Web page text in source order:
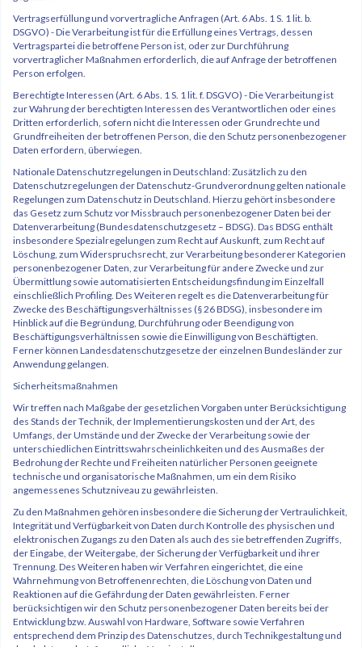
Vertragserfüllung und vorvertragliche Anfragen (Art. 6 Abs. 1 S. 1 lit. b.
DSGVO) - Die Verarbeitung ist für die Erfüllung eines Vertrags, dessen
Vertragspartei die betroffene Person ist, oder zur Durchführung
vorvertraglicher Maßnahmen erforderlich, die auf Anfrage der betroffenen
Person erfolgen.
Berechtigte Interessen (Art. 6 Abs. 1 S. 1 lit. f. DSGVO) - Die Verarbeitung ist
zur Wahrung der berechtigten Interessen des Verantwortlichen oder eines
Dritten erforderlich, sofern nicht die Interessen oder Grundrechte und
Grundfreiheiten der betroffenen Person, die den Schutz personenbezogener
Daten erfordern, überwiegen.
Nationale Datenschutzregelungen in Deutschland: Zusätzlich zu den
Datenschutzregelungen der Datenschutz-Grundverordnung gelten nationale
Regelungen zum Datenschutz in Deutschland. Hierzu gehört insbesondere
das Gesetz zum Schutz vor Missbrauch personenbezogener Daten bei der
Datenverarbeitung (Bundesdatenschutzgesetz – BDSG). Das BDSG enthält
insbesondere Spezialregelungen zum Recht auf Auskunft, zum Recht auf
Löschung, zum Widerspruchsrecht, zur Verarbeitung besonderer Kategorien
personenbezogener Daten, zur Verarbeitung für andere Zwecke und zur
Übermittlung sowie automatisierten Entscheidungsfindung im Einzelfall
einschließlich Profiling. Des Weiteren regelt es die Datenverarbeitung für
Zwecke des Beschäftigungsverhältnisses (§ 26 BDSG), insbesondere im
Hinblick auf die Begründung, Durchführung oder Beendigung von
Beschäftigungsverhältnissen sowie die Einwilligung von Beschäftigten.
Ferner können Landesdatenschutzgesetze der einzelnen Bundesländer zur
Anwendung gelangen.
Sicherheitsmaßnahmen
Wir treffen nach Maßgabe der gesetzlichen Vorgaben unter Berücksichtigung
des Stands der Technik, der Implementierungskosten und der Art, des
Umfangs, der Umstände und der Zwecke der Verarbeitung sowie der
unterschiedlichen Eintrittswahrscheinlichkeiten und des Ausmaßes der
Bedrohung der Rechte und Freiheiten natürlicher Personen geeignete
technische und organisatorische Maßnahmen, um ein dem Risiko
angemessenes Schutzniveau zu gewährleisten.
Zu den Maßnahmen gehören insbesondere die Sicherung der Vertraulichkeit,
Integrität und Verfügbarkeit von Daten durch Kontrolle des physischen und
elektronischen Zugangs zu den Daten als auch des sie betreffenden Zugriffs,
der Eingabe, der Weitergabe, der Sicherung der Verfügbarkeit und ihrer
Trennung. Des Weiteren haben wir Verfahren eingerichtet, die eine
Wahrnehmung von Betroffenenrechten, die Löschung von Daten und
Reaktionen auf die Gefährdung der Daten gewährleisten. Ferner
berücksichtigen wir den Schutz personenbezogener Daten bereits bei der
Entwicklung bzw. Auswahl von Hardware, Software sowie Verfahren
entsprechend dem Prinzip des Datenschutzes, durch Technikgestaltung und